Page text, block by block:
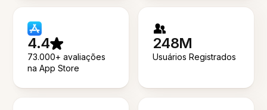
4.4
73.000+ avaliações
na App Store
248M
Usuários Registrados